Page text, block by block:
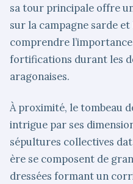
sa tour principale offre
sur la campagne sarde
comprendre
fortifications durant les
aragonaises.
À proximité, le tombeau
intrigue par ses
sépultures collectives
ère se composent de
dressées formant un